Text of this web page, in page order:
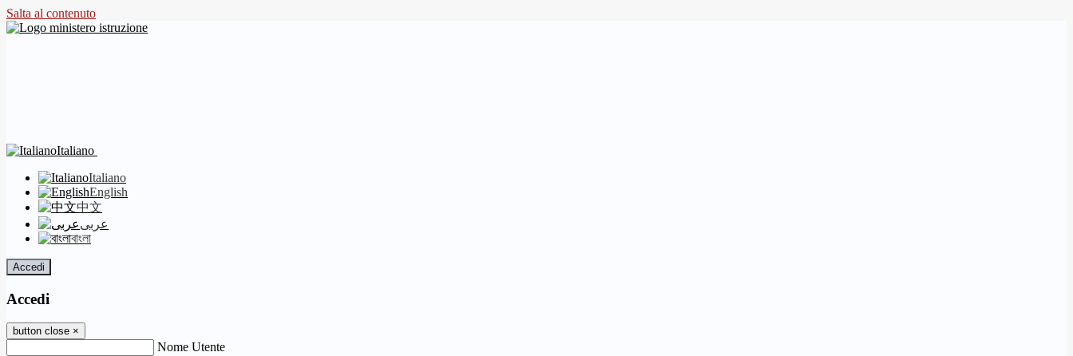
Salta al contenuto
Italiano
Italiano
English
中文
عربى
বাংলা
Accedi
Accedi
button close ×
Nome Utente